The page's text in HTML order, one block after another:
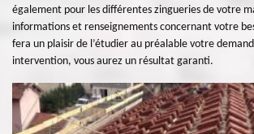
également pour les différentes zingueries de votre
informations et renseignements concernant votre
fera un plaisir de l’étudier au préalable votre
intervention, vous aurez un résultat garanti.